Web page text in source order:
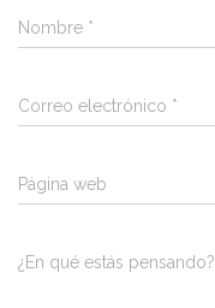
Nombre *
Correo electrónico *
Página web
¿En qué estás pensando?